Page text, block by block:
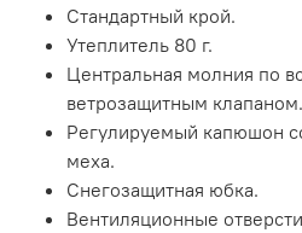
Стандартный крой.
Утеплитель 80 г.
Центральная молния по
ветрозащитным клапаном.
Регулируемый капюшон
меха.
Снегозащитная юбка.
Вентиляционные